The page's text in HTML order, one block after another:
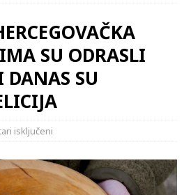
SU ODRASLI
DANAS SU
isključeni